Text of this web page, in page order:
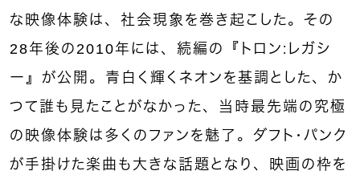
な映像体験は、社会現象を巻き起こした。その
28年後の2010年には、続編の『トロン：レガシ
ー』が公開。青白く輝くネオンを基調とした、か
つて誰も見たことがなかった、当時最先端の究極
の映像体験は多くのファンを魅了。ダフト・パンク
が手掛けた楽曲も大きな話題となり、映画の枠を